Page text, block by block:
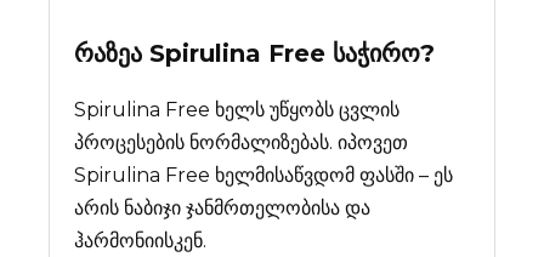
რაზეაSpirulina Free საჭირო?
Spirulina Free ხელს უწყობს ცვლის
პროცესების ნორმალიზებას. იპოვეთ
Spirulina Free ხელმისაწვდომ ფასში – ეს
არის ნაბიჯი ჯანმრთელობისა და
ჰარმონიისკენ.